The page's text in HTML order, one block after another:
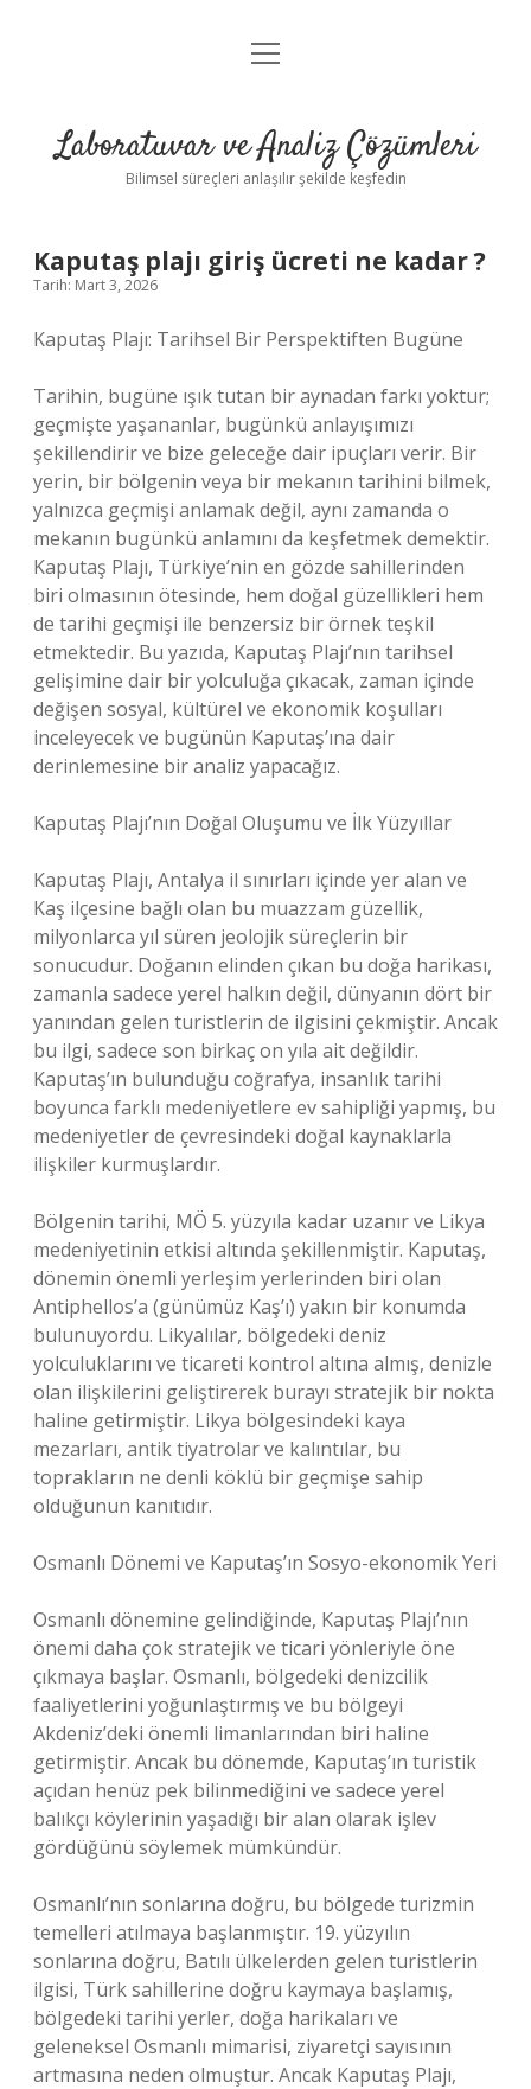
Anasayfa
Yasal Uyarı
menüyü
Laboratuvar ve Analiz Çözümleri
Bilimsel süreçleri anlaşılır şekilde keşfedin
Kaputaş plajı giriş ücreti ne kadar ?
Tarih: Mart 3, 2026
Kaputaş Plajı: Tarihsel Bir Perspektiften Bugüne
Tarihin, bugüne ışık tutan bir aynadan farkı yoktur;
geçmişte yaşananlar, bugünkü anlayışımızı
şekillendirir ve bize geleceğe dair ipuçları verir. Bir
yerin, bir bölgenin veya bir mekanın tarihini bilmek,
yalnızca geçmişi anlamak değil, aynı zamanda o
mekanın bugünkü anlamını da keşfetmek demektir.
Kaputaş Plajı, Türkiye’nin en gözde sahillerinden
biri olmasının ötesinde, hem doğal güzellikleri hem
de tarihi geçmişi ile benzersiz bir örnek teşkil
etmektedir. Bu yazıda, Kaputaş Plajı’nın tarihsel
gelişimine dair bir yolculuğa çıkacak, zaman içinde
değişen sosyal, kültürel ve ekonomik koşulları
inceleyecek ve bugünün Kaputaş’ına dair
derinlemesine bir analiz yapacağız.
Kaputaş Plajı’nın Doğal Oluşumu ve İlk Yüzyıllar
Kaputaş Plajı, Antalya il sınırları içinde yer alan ve
Kaş ilçesine bağlı olan bu muazzam güzellik,
milyonlarca yıl süren jeolojik süreçlerin bir
sonucudur. Doğanın elinden çıkan bu doğa harikası,
zamanla sadece yerel halkın değil, dünyanın dört bir
yanından gelen turistlerin de ilgisini çekmiştir. Ancak
bu ilgi, sadece son birkaç on yıla ait değildir.
Kaputaş’ın bulunduğu coğrafya, insanlık tarihi
boyunca farklı medeniyetlere ev sahipliği yapmış, bu
medeniyetler de çevresindeki doğal kaynaklarla
ilişkiler kurmuşlardır.
Bölgenin tarihi, MÖ 5. yüzyıla kadar uzanır ve Likya
medeniyetinin etkisi altında şekillenmiştir. Kaputaş,
dönemin önemli yerleşim yerlerinden biri olan
Antiphellos’a (günümüz Kaş’ı) yakın bir konumda
bulunuyordu. Likyalılar, bölgedeki deniz
yolculuklarını ve ticareti kontrol altına almış, denizle
olan ilişkilerini geliştirerek burayı stratejik bir nokta
haline getirmiştir. Likya bölgesindeki kaya
mezarları, antik tiyatrolar ve kalıntılar, bu
toprakların ne denli köklü bir geçmişe sahip
olduğunun kanıtıdır.
Osmanlı Dönemi ve Kaputaş’ın Sosyo-ekonomik Yeri
Osmanlı dönemine gelindiğinde, Kaputaş Plajı’nın
önemi daha çok stratejik ve ticari yönleriyle öne
çıkmaya başlar. Osmanlı, bölgedeki denizcilik
faaliyetlerini yoğunlaştırmış ve bu bölgeyi
Akdeniz’deki önemli limanlarından biri haline
getirmiştir. Ancak bu dönemde, Kaputaş’ın turistik
açıdan henüz pek bilinmediğini ve sadece yerel
balıkçı köylerinin yaşadığı bir alan olarak işlev
gördüğünü söylemek mümkündür.
Osmanlı’nın sonlarına doğru, bu bölgede turizmin
temelleri atılmaya başlanmıştır. 19. yüzyılın
sonlarına doğru, Batılı ülkelerden gelen turistlerin
ilgisi, Türk sahillerine doğru kaymaya başlamış,
bölgedeki tarihi yerler, doğa harikaları ve
geleneksel Osmanlı mimarisi, ziyaretçi sayısının
artmasına neden olmuştur. Ancak Kaputaş Plajı,